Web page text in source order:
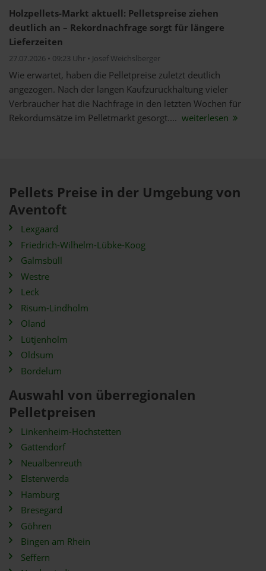
Holzpellets-Markt aktuell: Pelletspreise ziehen
deutlich an – Rekordnachfrage sorgt für längere
Lieferzeiten
27.07.2026 • 09:23 Uhr • Josef Weichslberger
Wie erwartet, haben die Pelletpreise zuletzt deutlich
angezogen. Nach der langen Kaufzurückhaltung vieler
Verbraucher hat die Nachfrage in den letzten Wochen für
Rekordumsätze im Pelletmarkt gesorgt.... weiterlesen
Pellets Preise in der Umgebung von
Aventoft
Lexgaard
Friedrich-Wilhelm-Lübke-Koog
Galmsbüll
Westre
Leck
Risum-Lindholm
Oland
Lütjenholm
Oldsum
Bordelum
Auswahl von überregionalen
Pelletpreisen
Linkenheim-Hochstetten
Gattendorf
Neualbenreuth
Elsterwerda
Hamburg
Bresegard
Göhren
Bingen am Rhein
Seffern